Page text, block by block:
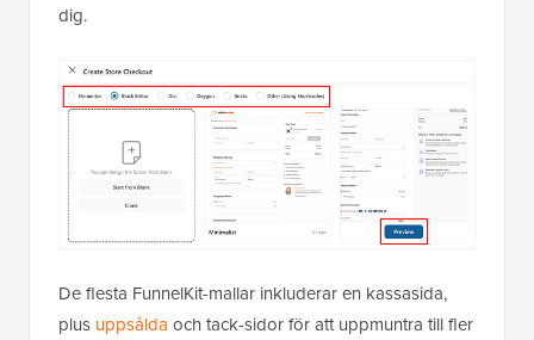
dig.
De flesta FunnelKit-mallar inkluderar en kassasida,
plus uppsålda och tack-sidor för att uppmuntra till fler